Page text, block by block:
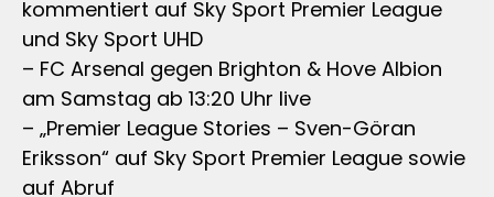
kommentiert auf Sky Sport Premier League
und Sky Sport UHD
– FC Arsenal gegen Brighton & Hove Albion
am Samstag ab 13:20 Uhr live
– „Premier League Stories – Sven-Göran
Eriksson“ auf Sky Sport Premier League sowie
auf Abruf